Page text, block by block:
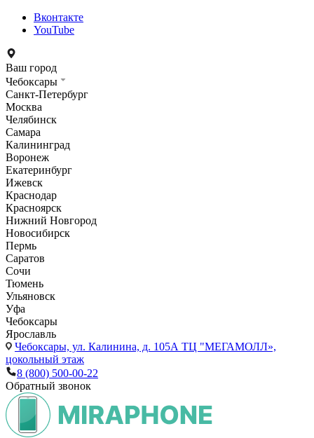
Вконтакте
YouTube
Ваш город
Чебоксары
Санкт-Петербург
Москва
Челябинск
Самара
Калининград
Воронеж
Екатеринбург
Ижевск
Краснодар
Красноярск
Нижний Новгород
Новосибирск
Пермь
Саратов
Сочи
Тюмень
Ульяновск
Уфа
Чебоксары
Ярославль
Чебоксары, ул. Калинина, д. 105А ТЦ "МЕГАМОЛЛ»,
цокольный этаж
8 (800) 500-00-22
Обратный звонок